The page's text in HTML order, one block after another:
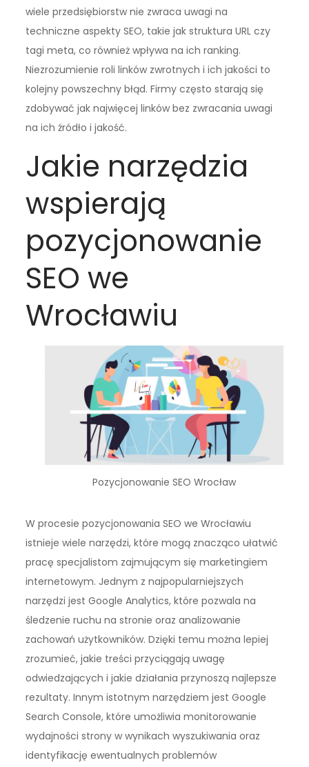
wiele przedsiębiorstw nie zwraca uwagi na
techniczne aspekty SEO, takie jak struktura URL czy
tagi meta, co również wpływa na ich ranking.
Niezrozumienie roli linków zwrotnych i ich jakości to
kolejny powszechny błąd. Firmy często starają się
zdobywać jak najwięcej linków bez zwracania uwagi
na ich źródło i jakość.
Jakie narzędzia
wspierają
pozycjonowanie
SEO we
Wrocławiu
Pozycjonowanie SEO Wrocław
W procesie pozycjonowania SEO we Wrocławiu
istnieje wiele narzędzi, które mogą znacząco ułatwić
pracę specjalistom zajmującym się marketingiem
internetowym. Jednym z najpopularniejszych
narzędzi jest Google Analytics, które pozwala na
śledzenie ruchu na stronie oraz analizowanie
zachowań użytkowników. Dzięki temu można lepiej
zrozumieć, jakie treści przyciągają uwagę
odwiedzających i jakie działania przynoszą najlepsze
rezultaty. Innym istotnym narzędziem jest Google
Search Console, które umożliwia monitorowanie
wydajności strony w wynikach wyszukiwania oraz
identyfikację ewentualnych problemów